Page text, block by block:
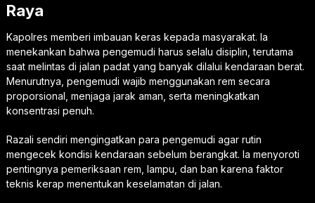
Raya
Kapolres memberi imbauan keras kepada masyarakat. Ia
menekankan bahwa pengemudi harus selalu disiplin, terutama
saat melintas di jalan padat yang banyak dilalui kendaraan berat.
Menurutnya, pengemudi wajib menggunakan rem secara
proporsional, menjaga jarak aman, serta meningkatkan
konsentrasi penuh.
Razali sendiri mengingatkan para pengemudi agar rutin
mengecek kondisi kendaraan sebelum berangkat. Ia menyoroti
pentingnya pemeriksaan rem, lampu, dan ban karena faktor
teknis kerap menentukan keselamatan di jalan.